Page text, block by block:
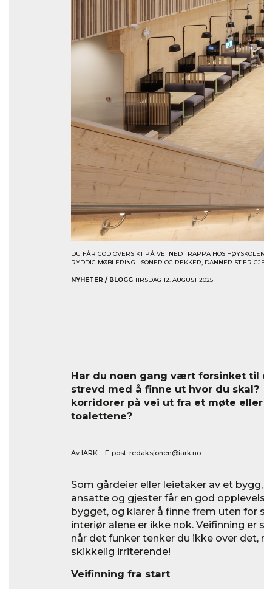
DU FÅR GOD OVERSIKT PÅ VEI NED TRAPPA HOS
RYDDIG MØBLERING I SONER OG REKKER, DANNER STIER
NYHETER / BLOGGTIRSDAG 12. AUGUST 2025
Har du noen gang vært forsinket til
strevd med å finne ut hvor du
korridorer på vei ut fra et møte
toalettene?
Av IARK E-post: redaksjonen@iark.no
Som gårdeier eller leietaker av et
ansatte og gjester får en god
bygget, og klarer å finne frem uten for
interiør alene er ikke nok. Veifinning
når det funker tenker du ikke over det,
skikkelig irriterende!
Veifinning fra start